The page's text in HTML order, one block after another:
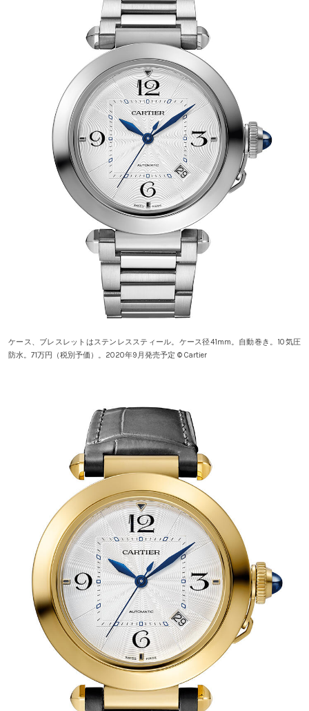
ケース、ブレスレットはステンレススティール。ケース径41mm。自動巻き。10気圧
防水。71万円（税別予価）。2020年9月発売予定 © Cartier